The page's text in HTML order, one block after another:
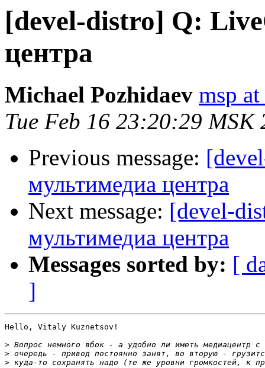
[devel-distro] Q:
центра
Michael Pozhidaev msp
Tue Feb 16 23:20:29 MSK
Previous message:
мультимедиа центра
Next message: [devel-
мультимедиа центра
Messages sorted by: [
]
Hello, Vitaly Kuznetsov!
>
>
>